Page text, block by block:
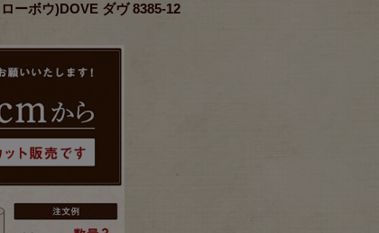
ーボウ)DOVE ダヴ 8385-12